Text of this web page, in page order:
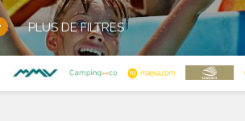
PLUS DE FILTRES